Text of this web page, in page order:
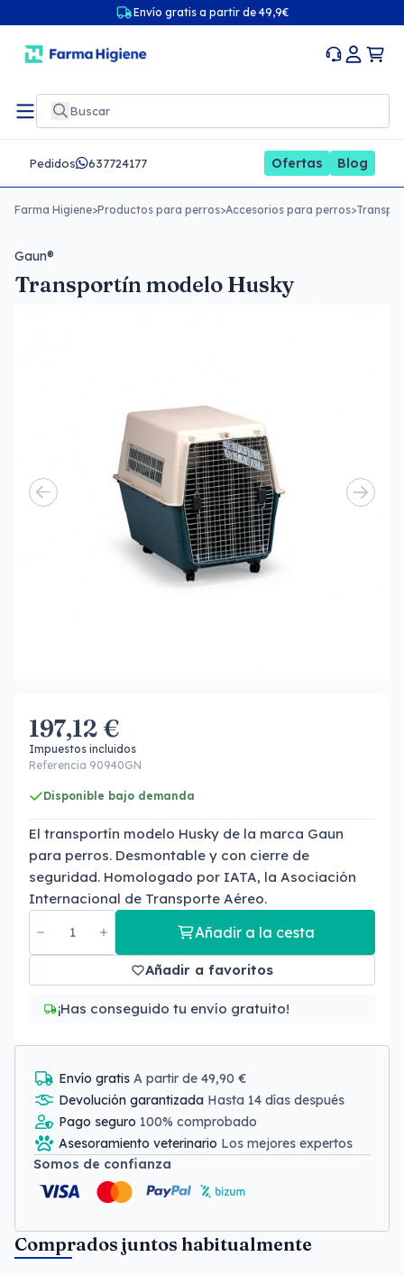
Envío gratis a partir de 49,9€
Pedidos 637724177 Ofertas Blog
Farma Higiene>Productos para perros>Accesorios para perros>
Gaun®
Transportín modelo Husky
197,12 €
Impuestos incluidos
Referencia 90940GN
Disponible bajo demanda
El transportín modelo Husky de la marca Gaun
para perros. Desmontable y con cierre de
seguridad. Homologado por IATA, la Asociación
Internacional de Transporte Aéreo.
Añadir a la cesta
Añadir a favoritos
¡Has conseguido tu envío gratuito!
Envío gratis A partir de 49,90 €
Devolución garantizada Hasta 14 días después
Pago seguro 100% comprobado
Asesoramiento veterinario Los mejores expertos
Somos de confianza
Comprados juntos habitualmente